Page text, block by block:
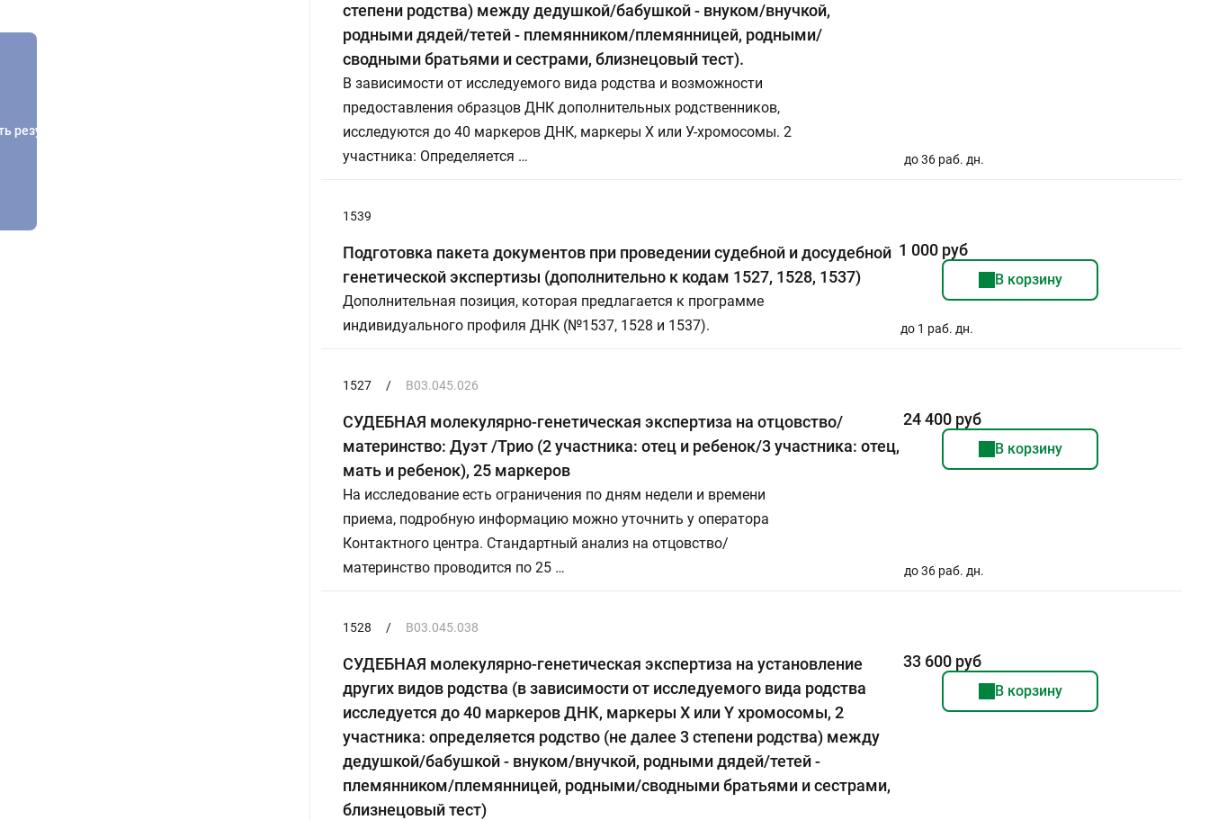
степени родства) между дедушкой/бабушкой - внуком/внучкой,
родными дядей/тетей - племянником/племянницей, родными/
сводными братьями и сестрами, близнецовый тест).
В зависимости от исследуемого вида родства и возможности
предоставления образцов ДНК дополнительных родственников,
исследуются до 40 маркеров ДНК, маркеры Х или У-хромосомы. 2
участника: Определяется …
до 36 раб. дн.
1539
Подготовка пакета документов при проведении судебной и досудебной
генетической экспертизы (дополнительно к кодам 1527, 1528, 1537)
Дополнительная позиция, которая предлагается к программе
индивидуального профиля ДНК (№1537, 1528 и 1537).
1 000 руб
В корзину
до 1 раб. дн.
1527 / B03.045.026
СУДЕБНАЯ молекулярно-генетическая экспертиза на отцовство/
материнство: Дуэт /Трио (2 участника: отец и ребенок/3 участника: отец,
мать и ребенок), 25 маркеров
На исследование есть ограничения по дням недели и времени
приема, подробную информацию можно уточнить у оператора
Контактного центра. Стандартный анализ на отцовство/
материнство проводится по 25 …
24 400 руб
В корзину
до 36 раб. дн.
1528 / B03.045.038
СУДЕБНАЯ молекулярно-генетическая экспертиза на установление
других видов родства (в зависимости от исследуемого вида родства
исследуется до 40 маркеров ДНК, маркеры Х или Y хромосомы, 2
участника: определяется родство (не далее 3 степени родства) между
дедушкой/бабушкой - внуком/внучкой, родными дядей/тетей -
племянником/племянницей, родными/сводными братьями и сестрами,
близнецовый тест)
33 600 руб
В корзину
результатов